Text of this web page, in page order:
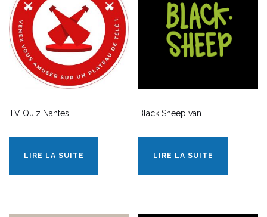
TV Quiz Nantes
LIRE LA SUITE
Black Sheep van
LIRE LA SUITE